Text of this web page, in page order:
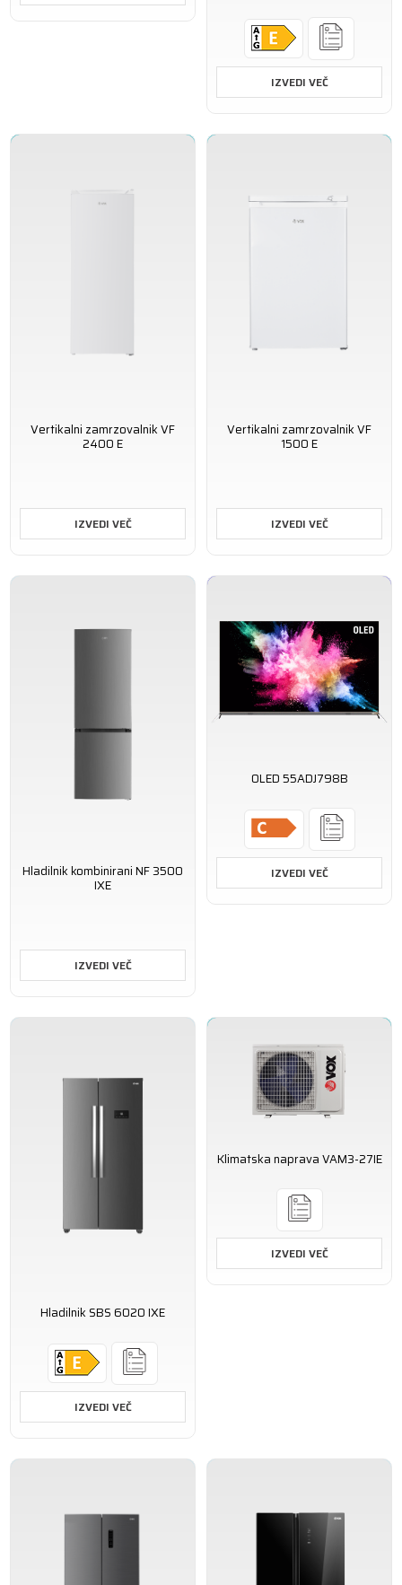
IZVEDI VEČ
Vertikalni zamrzovalnik VF
2400 E
IZVEDI VEČ
Vertikalni zamrzovalnik VF
1500 E
IZVEDI VEČ
Hladilnik kombinirani NF 3500
IXE
IZVEDI VEČ
OLED 55ADJ798B
IZVEDI VEČ
Hladilnik SBS 6020 IXE
IZVEDI VEČ
Klimatska naprava VAM3-27IE
IZVEDI VEČ